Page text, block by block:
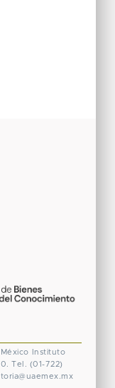
Instituto
Tel. (01-722)